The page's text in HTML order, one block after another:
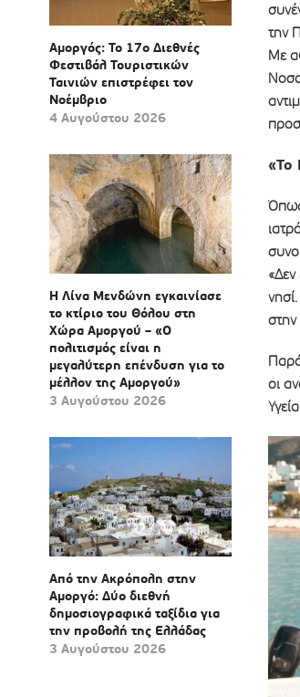
Αμοργός: Το 17ο Διεθνές
Φεστιβάλ Τουριστικών
Ταινιών επιστρέφει τον
Νοέμβριο
4 Αυγούστου 2026
Η Λίνα Μενδώνη εγκαινίασε
το κτίριο του Θόλου στη
Χώρα Αμοργού – «Ο
πολιτισμός είναι η
μεγαλύτερη επένδυση για το
μέλλον της Αμοργού»
3 Αυγούστου 2026
Από την Ακρόπολη στην
Αμοργό: Δύο διεθνή
δημοσιογραφικά ταξίδια για
την προβολή της Ελλάδας
3 Αυγούστου 2026
την
Με
«Το
Όπως
«Δεν
οι